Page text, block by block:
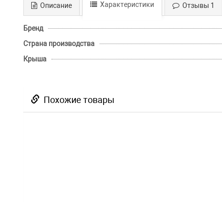
Описание Характеристики Отзывы 1
Бренд
Страна производства
Крыша
Похожие товары